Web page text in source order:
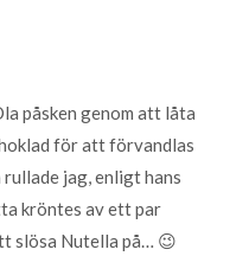
påsken genom att låta
för att förvandlas
jag, enligt hans
kröntes av ett par
slösa Nutella på… 😉